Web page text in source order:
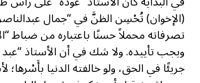
(الإخوان) تُحْسِن الظنَّ في “جمال
تصرفاته محملاً حسنًا باعتباره من ضباط
ويجب تأييده. ولا شك في أن الأستاذ “عبد
جريئًا في الحق، ولو خالفته الدنيا